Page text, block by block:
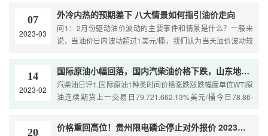
革委在考虑到国内外石油市场供需形势以及国际石油价格变动
的基础上，采取了调整石油价格基准和税率等措施。石油价格
的调整旨在均衡国内供求，维持国家的能源安全与经济的平稳
发展，并兼顾环境效应。近期，多家海外投行纷纷表示，今年
07
2023-03
外冷内热的预期差下 八大情景如何指引油价走向
问1：2月份驱动油价波动的主要事件和情景是什么？一般来
说，当油价日内波动超过1美元/桶，我们认为当天油价波动较
整理，我们发现主要有三类事件和情景对油价影响较大。1.宏
观情景下，美国相对强劲的经济数据以及对于美联储3月份加
息50个基点预期增强，美元指数走强对油价形成压制，对2月
份油价影响幅度为负7.26美元/桶。2.需求情景下，海外经济衰
14
2023-02
国际原油小幅回落，国内汽柴油价格下跌，山东地炼跌幅稍大
汽柴油日评1.国际原油1种类时间价格涨跌涨跌幅度单位WTI原
油连续期货上一交易日79.721.662.13%美元/桶今日78.86-
86.391.892.24%美元/桶今日85.59-0.80-0.93%美元/桶上海原
20 价格重回高位！贵州限电磷企停止对外报价 2023黄磷价格有望继续上涨